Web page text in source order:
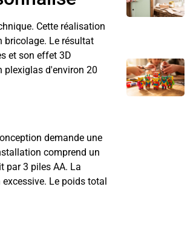
Cette réalisation
bricolage. Le résultat
et son effet 3D
plexiglas d'environ 20
demande une
comprend un
par 3 piles AA. La
Le poids total